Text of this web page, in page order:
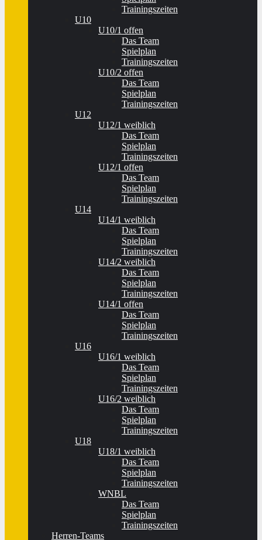
Trainingszeiten
U10
U10/1 offen
Das Team
Spielplan
Trainingszeiten
U10/2 offen
Das Team
Spielplan
Trainingszeiten
U12
U12/1 weiblich
Das Team
Spielplan
Trainingszeiten
U12/1 offen
Das Team
Spielplan
Trainingszeiten
U14
U14/1 weiblich
Das Team
Spielplan
Trainingszeiten
U14/2 weiblich
Das Team
Spielplan
Trainingszeiten
U14/1 offen
Das Team
Spielplan
Trainingszeiten
U16
U16/1 weiblich
Das Team
Spielplan
Trainingszeiten
U16/2 weiblich
Das Team
Spielplan
Trainingszeiten
U18
U18/1 weiblich
Das Team
Spielplan
Trainingszeiten
WNBL
Das Team
Spielplan
Trainingszeiten
Herren-Teams